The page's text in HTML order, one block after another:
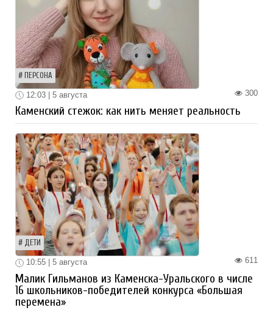
ПЕРСОНА
300
12:03 | 5 августа
Каменский стежок: как нить меняет реальность
ДЕТИ
611
10:55 | 5 августа
Малик Гильманов из Каменска-Уральского в числе
16 школьников-победителей конкурса «Большая
перемена»